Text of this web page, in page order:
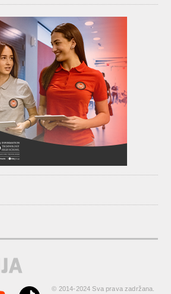
© 2014-2024 Sva prava zadržana.